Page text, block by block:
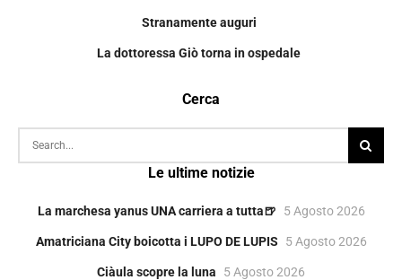
Stranamente auguri
La dottoressa Giò torna in ospedale
Cerca
Le ultime notizie
La marchesa yanus UNA carriera a tutta🍺 5 Agosto 2026
Amatriciana City boicotta i LUPO DE LUPIS 5 Agosto 2026
Ciàula scopre la luna 5 Agosto 2026